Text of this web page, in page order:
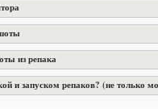
из репака
и запуском репаков? (не только